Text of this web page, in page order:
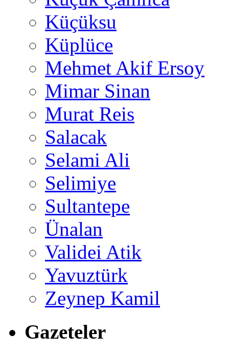
Küçüksu
Küplüce
Mehmet Akif Ersoy
Mimar Sinan
Murat Reis
Salacak
Selami Ali
Selimiye
Sultantepe
Ünalan
Validei Atik
Yavuztürk
Zeynep Kamil
Gazeteler